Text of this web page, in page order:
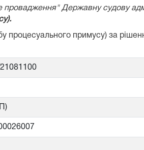
провадження" Державну судову
процесуального примусу) за